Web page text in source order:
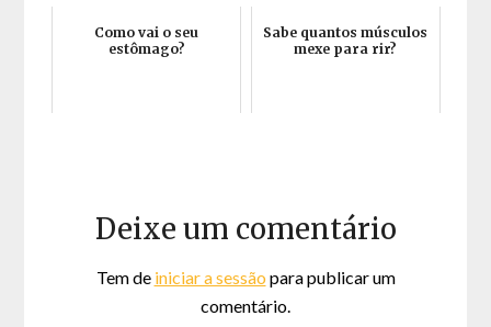
Como vai o seu
estômago?
Sabe quantos músculos
mexe para rir?
Deixe um comentário
Tem de iniciar a sessão para publicar um
comentário.